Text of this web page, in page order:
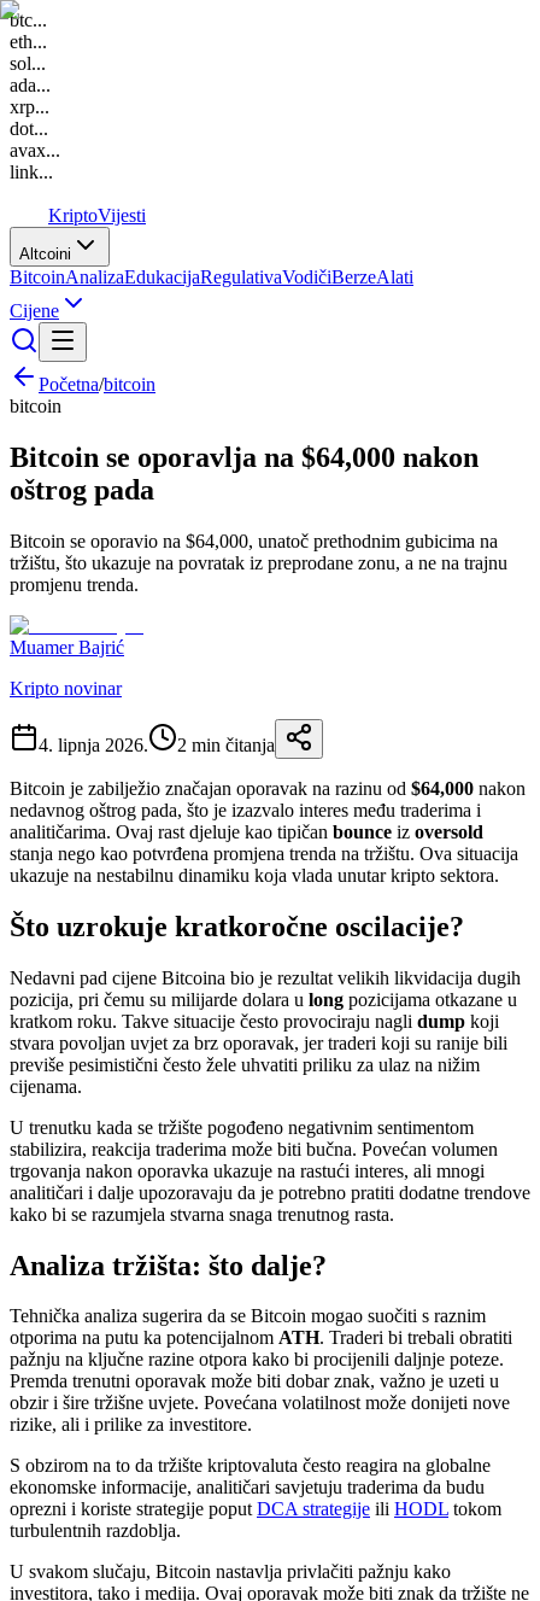
btc...
eth...
sol...
ada...
xrp...
dot...
avax...
link...
KriptoVijesti
Altcoini
BitcoinAnalizaEdukacijaRegulativaVodičiBerzeAlati
Cijene
Početna/bitcoin
bitcoin
Bitcoin se oporavlja na $64,000 nakon
oštrog pada
Bitcoin se oporavio na $64,000, unatoč prethodnim gubicima na
tržištu, što ukazuje na povratak iz preprodane zonu, a ne na trajnu
promjenu trenda.
Muamer Bajrić
Kripto novinar
4. lipnja 2026. 2 min čitanja
Bitcoin je zabilježio značajan oporavak na razinu od $64,000 nakon
nedavnog oštrog pada, što je izazvalo interes među traderima i
analitičarima. Ovaj rast djeluje kao tipičan bounce iz oversold
stanja nego kao potvrđena promjena trenda na tržištu. Ova situacija
ukazuje na nestabilnu dinamiku koja vlada unutar kripto sektora.
Što uzrokuje kratkoročne oscilacije?
Nedavni pad cijene Bitcoina bio je rezultat velikih likvidacija dugih
pozicija, pri čemu su milijarde dolara u long pozicijama otkazane u
kratkom roku. Takve situacije često provociraju nagli dump koji
stvara povoljan uvjet za brz oporavak, jer traderi koji su ranije bili
previše pesimistični često žele uhvatiti priliku za ulaz na nižim
cijenama.
U trenutku kada se tržište pogođeno negativnim sentimentom
stabilizira, reakcija traderima može biti bučna. Povećan volumen
trgovanja nakon oporavka ukazuje na rastući interes, ali mnogi
analitičari i dalje upozoravaju da je potrebno pratiti dodatne trendove
kako bi se razumjela stvarna snaga trenutnog rasta.
Analiza tržišta: što dalje?
Tehnička analiza sugerira da se Bitcoin mogao suočiti s raznim
otporima na putu ka potencijalnom ATH. Traderi bi trebali obratiti
pažnju na ključne razine otpora kako bi procijenili daljnje poteze.
Premda trenutni oporavak može biti dobar znak, važno je uzeti u
obzir i šire tržišne uvjete. Povećana volatilnost može donijeti nove
rizike, ali i prilike za investitore.
S obzirom na to da tržište kriptovaluta često reagira na globalne
ekonomske informacije, analitičari savjetuju traderima da budu
oprezni i koriste strategije poputDCA strategije ili HODL tokom
turbulentnih razdoblja.
U svakom slučaju, Bitcoin nastavlja privlačiti pažnju kako
investitora, tako i medija. Ovaj oporavak može biti znak da tržište ne